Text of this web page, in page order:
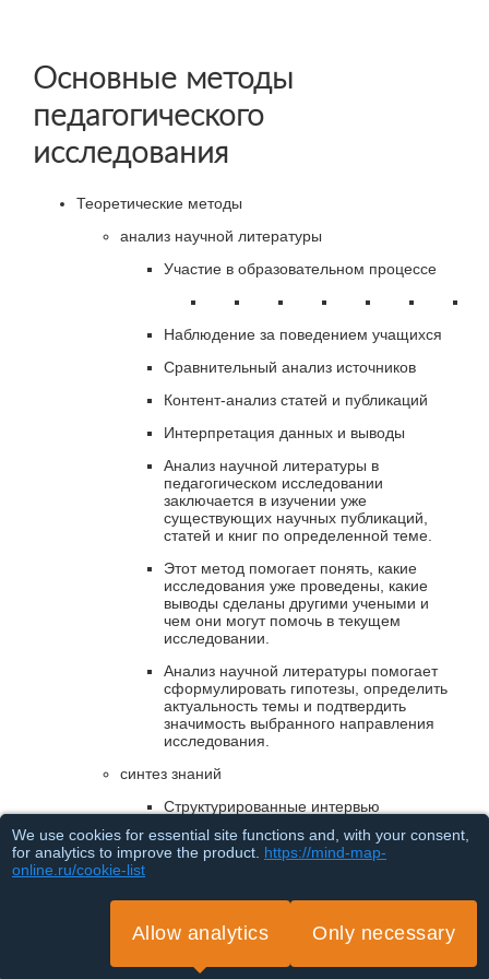
Основные методы
педагогического
исследования
Теоретические методы
анализ научной литературы
Участие в образовательном процессе
Наблюдение за поведением учащихся
Сравнительный анализ источников
Контент-анализ статей и публикаций
Интерпретация данных и выводы
Анализ научной литературы в
педагогическом исследовании
заключается в изучении уже
существующих научных публикаций,
статей и книг по определенной теме.
Этот метод помогает понять, какие
исследования уже проведены, какие
выводы сделаны другими учеными и
чем они могут помочь в текущем
исследовании.
Анализ научной литературы помогает
сформулировать гипотезы, определить
актуальность темы и подтвердить
значимость выбранного направления
исследования.
синтез знаний
Структурированные интервью
Неструктурированные интервью
обобщение
We use cookies for essential site functions and, with your consent,
for analytics to improve the product. https://mind-map-
online.ru/cookie-list
Allow analytics Only necessary